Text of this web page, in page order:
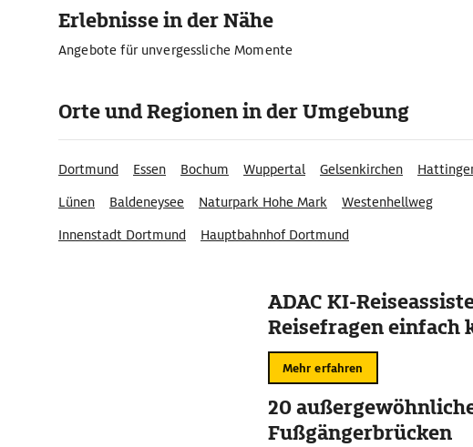
Erlebnisse in der Nähe
Angebote für unvergessliche Momente
Orte und Regionen in der Umgebung
Dortmund Essen Bochum Wuppertal Gelsenkirchen
Lünen
Baldeneysee Naturpark Hohe Mark
Westenhellweg
Innenstadt Dortmund
Hauptbahnhof Dortmund
ADAC KI-
Reisefragen einfach
Mehr erfahren
20
Fußgängerbrücken